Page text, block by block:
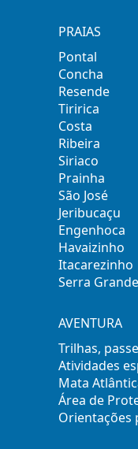
PRAIAS
Pontal
Concha
Resende
Tiririca
Costa
Ribeira
Siriaco
Prainha
São José
Jeribucaçu
Engenhoca
Havaizinho
Itacarezinho
Serra Grande
AVENTURA
Trilhas,
Atividades
Mata
Área de
Orientações